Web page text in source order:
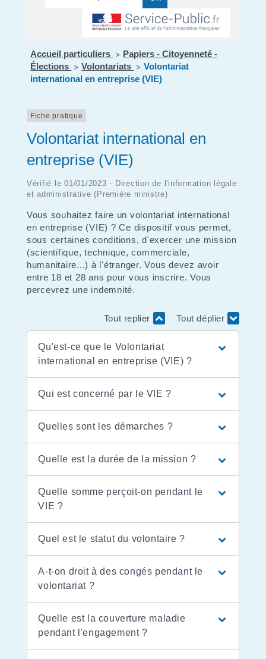
Accueil particuliers > Papiers - Citoyenneté -
Élections > Volontariats > Volontariat
international en entreprise (VIE)
Fiche pratique
Volontariat international en
entreprise (VIE)
Vérifié le 01/01/2023 - Direction de l'information légale
et administrative (Première ministre)
Vous souhaitez faire un volontariat international
en entreprise (VIE) ? Ce dispositif vous permet,
sous certaines conditions, d'exercer une mission
(scientifique, technique, commerciale,
humanitaire...) à l'étranger. Vous devez avoir
entre 18 et 28 ans pour vous inscrire. Vous
percevrez une indemnité.
Tout replier Tout déplier
Qu'est-ce que le Volontariat
international en entreprise (VIE) ?
Qui est concerné par le VIE ?
Quelles sont les démarches ?
Quelle est la durée de la mission ?
Quelle somme perçoit-on pendant le
VIE ?
Quel est le statut du volontaire ?
A-t-on droit à des congés pendant le
volontariat ?
Quelle est la couverture maladie
pendant l'engagement ?